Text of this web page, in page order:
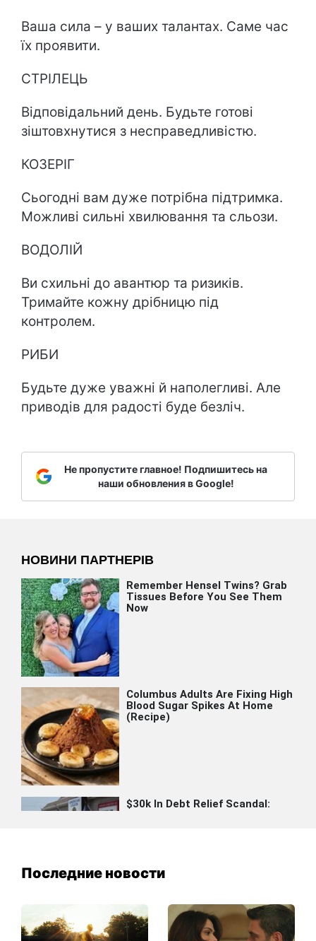
Ваша сила – у ваших талантах. Саме час
їх проявити.
СТРІЛЕЦЬ
Відповідальний день. Будьте готові
зіштовхнутися з несправедливістю.
КОЗЕРІГ
Сьогодні вам дуже потрібна підтримка.
Можливі сильні хвилювання та сльози.
ВОДОЛІЙ
Ви схильні до авантюр та ризиків.
Тримайте кожну дрібницю під
контролем.
РИБИ
Будьте дуже уважні й наполегливі. Але
приводів для радості буде безліч.
Не пропустите главное! Подпишитесь на
наши обновления в Google!
Последние новости